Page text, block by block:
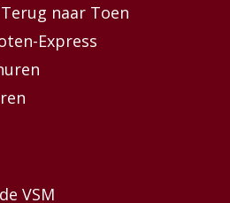
naar Toen
Express
VSM